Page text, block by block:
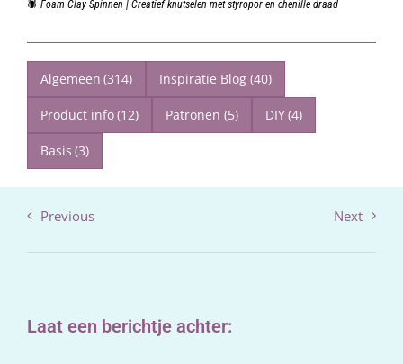
🕷️ Foam Clay Spinnen | Creatief knutselen met styropor en chenille draad
Algemeen (314) Inspiratie Blog (40)
Product info(12) Patronen (5) DIY(4)
Basis (3)
Previous Next
Laat een berichtje achter: